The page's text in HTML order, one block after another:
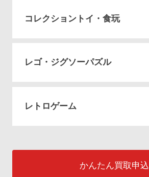
コレクショントイ・食玩
レゴ・ジグソーパズル
レトロゲーム
かんたん買取申込